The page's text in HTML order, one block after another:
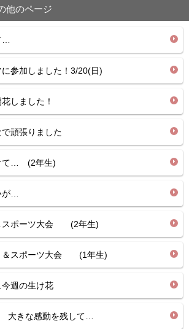
他のページ
…
参加しました！3/20(日)
しました！
頑張りました
て… (2年生)
…
スポーツ大会 (2年生)
＆スポーツ大会 (1年生)
週の生け花
大きな感動を残して…